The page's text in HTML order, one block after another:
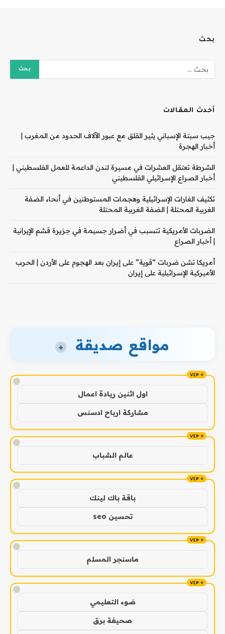
بحث
أحدث المقالات
جيب سبتة الإسباني يثير القلق مع عبور الآلاف الحدود من المغرب |
أخبار الهجرة
الشرطة تعتقل العشرات في مسيرة لندن الداعمة للعمل الفلسطيني |
أخبار الصراع الإسرائيلي الفلسطيني
تكثيف الغارات الإسرائيلية وهجمات المستوطنين في أنحاء الضفة
الغربية المحتلة | الضفة الغربية المحتلة
الضربات الأمريكية تتسبب في أضرار جسيمة في جزيرة قشم الإيرانية
| أخبار الصراع
أمريكا تشن ضربات “قوية” على إيران بعد الهجوم على الأردن | الحرب
الأميركية الإسرائيلية على إيران
مواقع صديقة +
!
اول اثنين ريادة اعمال
مشاركة ارباح ادسنس
!
عالم الشباب
!
باقة باك لينك
تحسين seo
!
ماسنجر المسلم
!
ضوء التعليمي
صحيفة برق